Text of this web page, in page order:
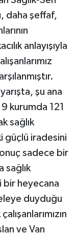
daha şeffaf,
anlayışıyla
şu ana
kurumda 121
sağlık
güçlü iradesini
sadece bir
sağlık
bir heyecana
duyduğu
ve Van